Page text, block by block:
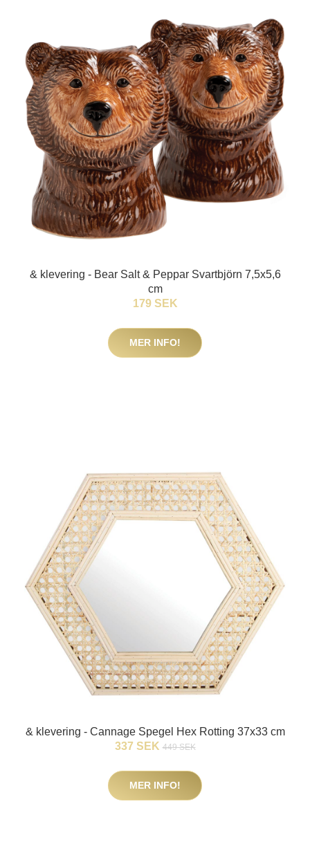
& klevering - Bear Salt & Peppar Svartbjörn 7,5x5,6
cm
179 SEK
MER INFO!
& klevering - Cannage Spegel Hex Rotting 37x33 cm
337 SEK 449 SEK
MER INFO!